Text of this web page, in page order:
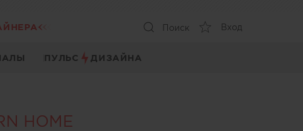
Поиск Вход
ПУЛЬС ДИЗАЙНА
HOME